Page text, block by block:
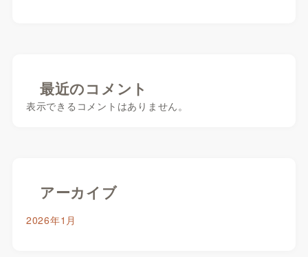
最近のコメント
表示できるコメントはありません。
アーカイブ
2026年1月